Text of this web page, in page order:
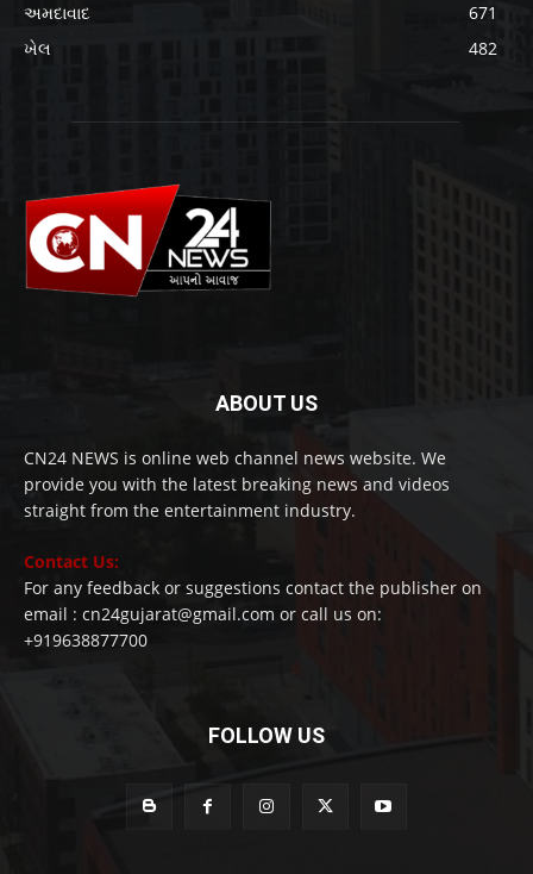
અમદાવાદ
671
ખેલ
482
ABOUT US
CN24 NEWS is online web channel news website. We
provide you with the latest breaking news and videos
straight from the entertainment industry.
Contact Us:
For any feedback or suggestions contact the publisher on
email : cn24gujarat@gmail.com or call us on:
+919638877700
FOLLOW US